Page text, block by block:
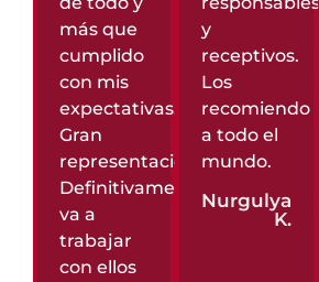
más que
cumplido
con mis
expectativas.
Gran
representación.
Definitivamente
va a
trabajar
con ellos
y
receptivos.
Los
recomiendo
a todo el
mundo.
Nurgulya
K.